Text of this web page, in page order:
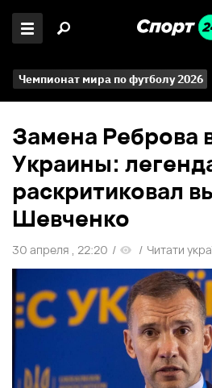
Чемпионат мира по футболу 2026
Замена Реброва
Украины:
раскритиковал
Шевченко
30 апреля , 22:20 / / Читати